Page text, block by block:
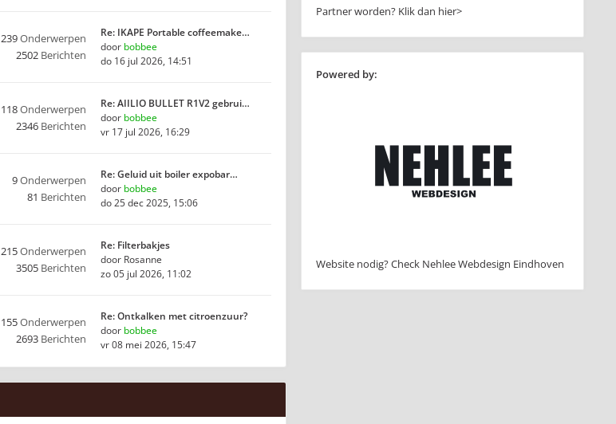
239Onderwerpen
2502 Berichten
Re: IKAPE Portable coffeemake…
door bobbee
do 16 jul 2026, 14:51
118Onderwerpen
2346 Berichten
Re: AIILIO BULLET R1V2 gebrui…
door bobbee
vr 17 jul 2026, 16:29
9Onderwerpen
81 Berichten
Re: Geluid uit boiler expobar…
door bobbee
do 25 dec 2025, 15:06
215Onderwerpen
3505 Berichten
Re: Filterbakjes
door Rosanne
zo 05 jul 2026, 11:02
155Onderwerpen
2693 Berichten
Re: Ontkalken met citroenzuur?
door bobbee
vr 08 mei 2026, 15:47
Partner worden? Klik dan hier>
Powered by:
Website nodig? Check Nehlee Webdesign Eindhoven